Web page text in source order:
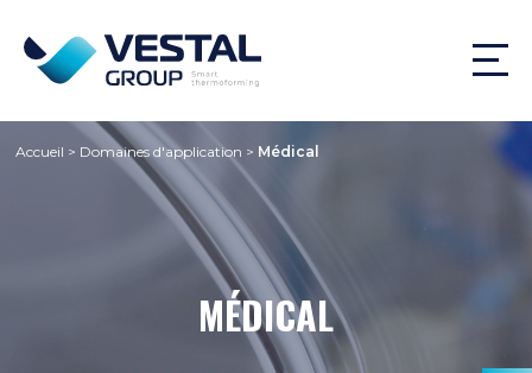
Accueil > Domaines d'application > Médical
MÉDICAL